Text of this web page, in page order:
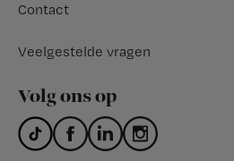
Contact
Veelgestelde vragen
Volg ons op